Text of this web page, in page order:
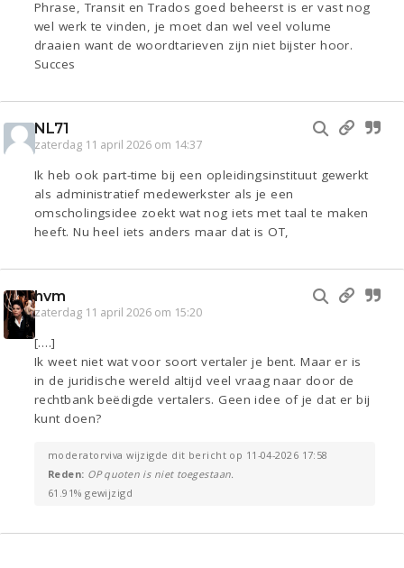
Phrase, Transit en Trados goed beheerst is er vast nog
wel werk te vinden, je moet dan wel veel volume
draaien want de woordtarieven zijn niet bijster hoor.
Succes
NL71
zaterdag 11 april 2026 om 14:37
Ik heb ook part-time bij een opleidingsinstituut gewerkt
als administratief medewerkster als je een
omscholingsidee zoekt wat nog iets met taal te maken
heeft. Nu heel iets anders maar dat is OT,
hvm
zaterdag 11 april 2026 om 15:20
[….]
Ik weet niet wat voor soort vertaler je bent. Maar er is
in de juridische wereld altijd veel vraag naar door de
rechtbank beëdigde vertalers. Geen idee of je dat er bij
kunt doen?
moderatorviva wijzigde dit bericht op 11-04-2026 17:58
Reden: OP quoten is niet toegestaan.
61.91% gewijzigd